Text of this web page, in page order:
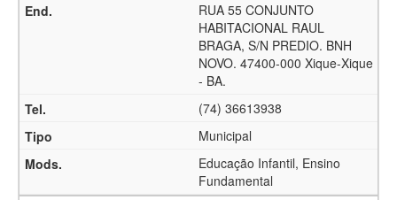
RUA 55 CONJUNTO
HABITACIONAL RAUL
BRAGA, S/N PREDIO. BNH
NOVO. 47400-000 Xique-Xique
- BA.
(74) 36613938
Municipal
Educação Infantil, Ensino
Fundamental